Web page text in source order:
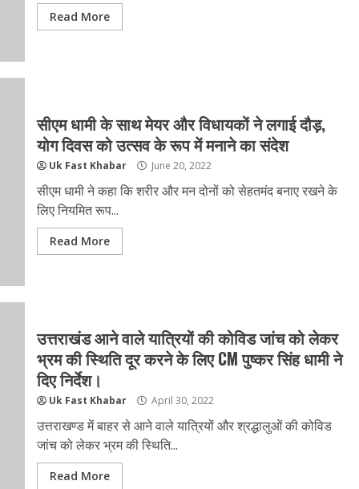
Read More
सीएम धामी के साथ मेयर और विधायकों ने लगाई दौड़,
योग दिवस को उत्सव के रूप में मनाने का संदेश
Uk Fast Khabar June 20, 2022
सीएम धामी ने कहा कि शरीर और मन दोनों को सेहतमंद बनाए रखने के
लिए नियमित रूप...
Read More
उत्तराखंड आने वाले यात्रियों की कोविड जांच को लेकर
भ्रम की स्थिति दूर करने के लिए CM पुष्कर सिंह धामी ने
दिए निर्देश।
Uk Fast Khabar April 30, 2022
उत्तराखण्ड में बाहर से आने वाले यात्रियों और श्रद्धालुओं की कोविड
जांच को लेकर भ्रम की स्थिति...
Read More